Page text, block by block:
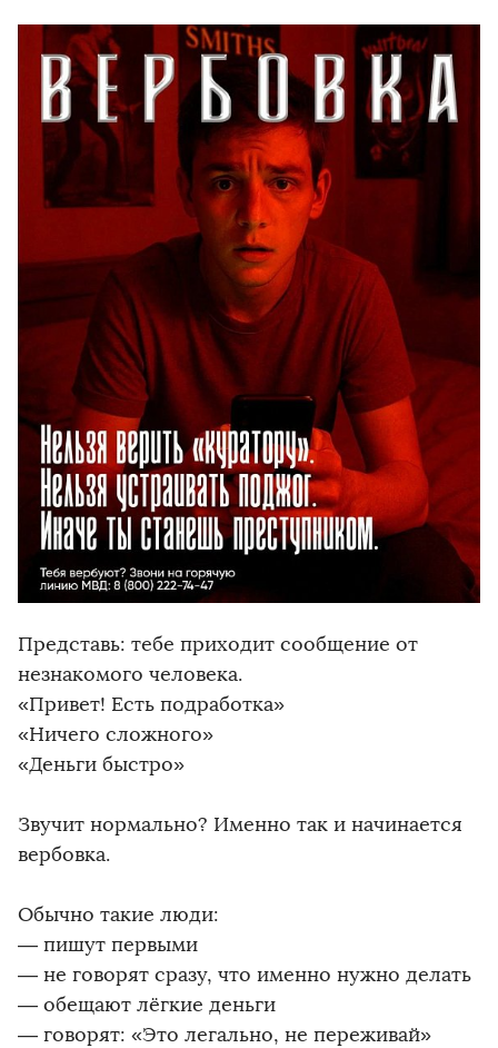
Представь: тебе приходит сообщение от
незнакомого человека.
«Привет! Есть подработка»
«Ничего сложного»
«Деньги быстро»
Звучит нормально? Именно так и начинается
вербовка.
Обычно такие люди:
— пишут первыми
— не говорят сразу, что именно нужно делать
— обещают лёгкие деньги
— говорят: «Это легально, не переживай»